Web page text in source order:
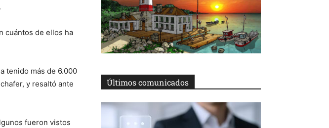
cuántos de ellos ha
tenido más de 6.000
y resaltó ante
fueron vistos
Últimos comunicados